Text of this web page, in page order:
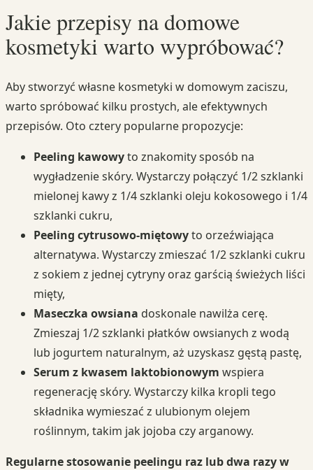
Jakie przepisy na domowe
kosmetyki warto wypróbować?
Aby stworzyć własne kosmetyki w domowym zaciszu,
warto spróbować kilku prostych, ale efektywnych
przepisów. Oto cztery popularne propozycje:
Peeling kawowyto znakomity sposób na
wygładzenie skóry. Wystarczy połączyć 1/2 szklanki
mielonej kawy z 1/4 szklanki oleju kokosowego i 1/4
szklanki cukru,
Peeling cytrusowo-miętowyto orzeźwiająca
alternatywa. Wystarczy zmieszać 1/2 szklanki cukru
z sokiem z jednej cytryny oraz garścią świeżych liści
mięty,
Maseczka owsiana doskonale nawilża cerę.
Zmieszaj 1/2 szklanki płatków owsianych z wodą
lub jogurtem naturalnym, aż uzyskasz gęstą pastę,
Serum z kwasem laktobionowym wspiera
regenerację skóry. Wystarczy kilka kropli tego
składnika wymieszać z ulubionym olejem
roślinnym, takim jak jojoba czy arganowy.
Regularne stosowanie peelingu raz lub dwa razy w